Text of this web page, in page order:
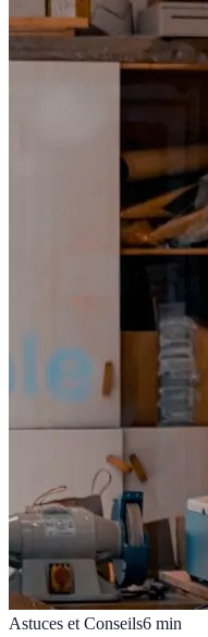
Astuces et Conseils6 min